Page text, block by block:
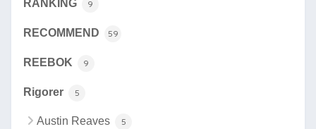
RANKING 9
RECOMMEND 59
REEBOK 9
Rigorer 5
Austin Reaves 5